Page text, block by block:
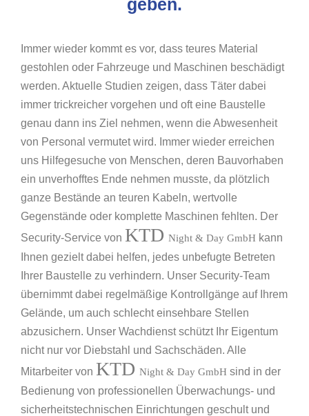
geben.
Immer wieder kommt es vor, dass teures Material
gestohlen oder Fahrzeuge und Maschinen beschädigt
werden. Aktuelle Studien zeigen, dass Täter dabei
immer trickreicher vorgehen und oft eine Baustelle
genau dann ins Ziel nehmen, wenn die Abwesenheit
von Personal vermutet wird. Immer wieder erreichen
uns Hilfegesuche von Menschen, deren Bauvorhaben
ein unverhofftes Ende nehmen musste, da plötzlich
ganze Bestände an teuren Kabeln, wertvolle
Gegenstände oder komplette Maschinen fehlten. Der
Security-Service von KTD Night & Day GmbH kann
Ihnen gezielt dabei helfen, jedes unbefugte Betreten
Ihrer Baustelle zu verhindern. Unser Security-Team
übernimmt dabei regelmäßige Kontrollgänge auf Ihrem
Gelände, um auch schlecht einsehbare Stellen
abzusichern. Unser Wachdienst schützt Ihr Eigentum
nicht nur vor Diebstahl und Sachschäden. Alle
Mitarbeiter von KTD Night & Day GmbH sind in der
Bedienung von professionellen Überwachungs- und
sicherheitstechnischen Einrichtungen geschult und